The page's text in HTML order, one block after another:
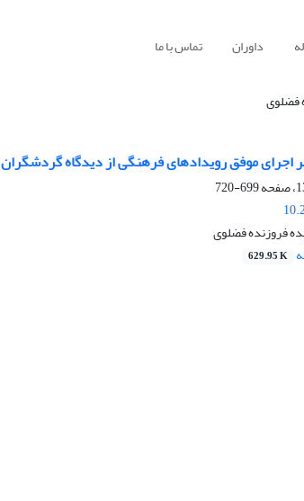
داوران تماس با ما
فضلوی
اجرای موفق رویدادهای فرهنگی از دیدگاه گردشگران
699-720
فروزنده فضلوی
629.95 K